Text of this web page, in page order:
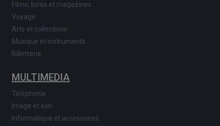
Films, livres et magazines
Voyage
Arts et collections
Musique et instruments
Billetterie
MULTIMEDIA
Téléphonie
Image et son
Informatique et accessoires